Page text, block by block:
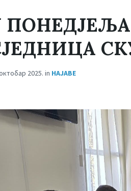
2025. in НАЈАВЕ